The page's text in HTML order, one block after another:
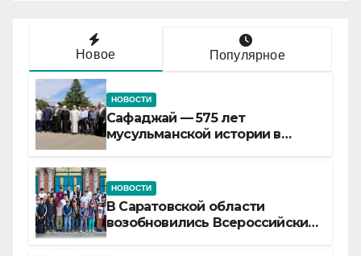
Новое Популярное
НОВОСТИ
Сафаджай — 575 лет
мусульманской истории в
НОВОСТИ
В Саратовской области
возобновились Всероссийские